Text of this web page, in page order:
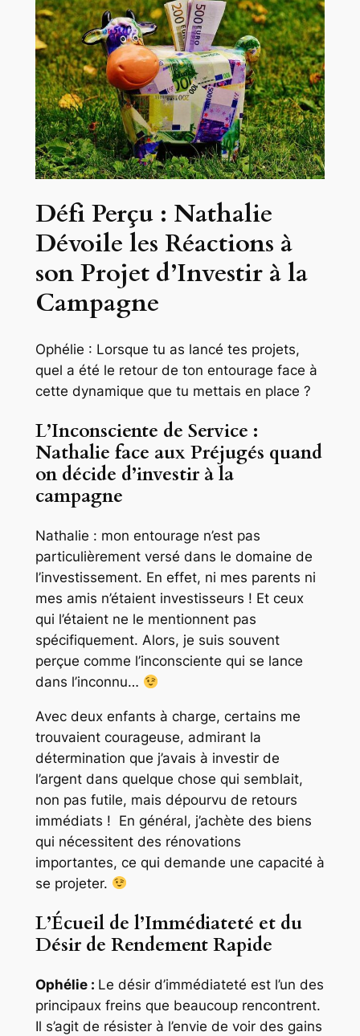
Défi Perçu : Nathalie
Dévoile les Réactions à
son Projet d’Investir à la
Campagne
Ophélie : Lorsque tu as lancé tes projets,
quel a été le retour de ton entourage face à
cette dynamique que tu mettais en place ?
L’Inconsciente de Service :
Nathalie face aux Préjugés quand
on décide d’investir à la
campagne
Nathalie : mon entourage n’est pas
particulièrement versé dans le domaine de
l’investissement. En effet, ni mes parents ni
mes amis n’étaient investisseurs ! Et ceux
qui l’étaient ne le mentionnent pas
spécifiquement. Alors, je suis souvent
perçue comme l’inconsciente qui se lance
dans l’inconnu…
Avec deux enfants à charge, certains me
trouvaient courageuse, admirant la
détermination que j’avais à investir de
l’argent dans quelque chose qui semblait,
non pas futile, mais dépourvu de retours
immédiats ! En général, j’achète des biens
qui nécessitent des rénovations
importantes, ce qui demande une capacité à
se projeter.
L’Écueil de l’Immédiateté et du
Désir de Rendement Rapide
Ophélie : Le désir d’immédiateté est l’un des
principaux freins que beaucoup rencontrent.
Il s’agit de résister à l’envie de voir des gains